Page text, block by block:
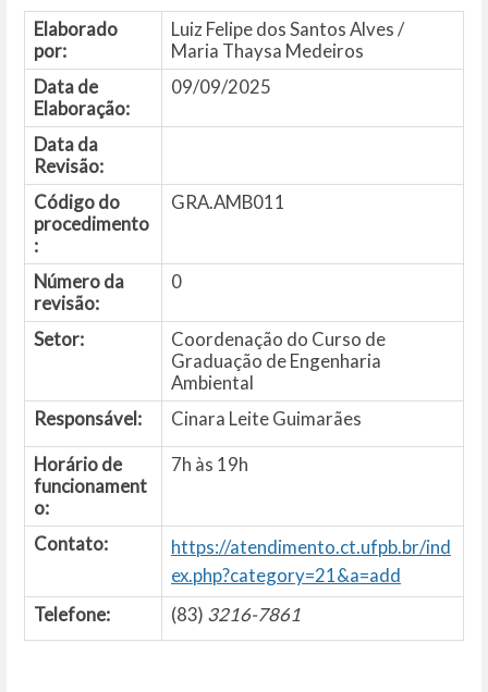
Elaborado
por:
Luiz Felipe dos Santos Alves /
Maria Thaysa Medeiros
Data de
Elaboração:
09/09/2025
Data da
Revisão:
Código do
procedimento
:
GRA.AMB011
Número da
revisão:
0
Setor:
Coordenação do Curso de
Graduação de Engenharia
Ambiental
Responsável:
Cinara Leite Guimarães
Horário de
funcionament
o:
7h às 19h
Contato:
https://atendimento.ct.ufpb.br/ind
ex.php?category=21&a=add
Telefone:
(83) 3216-7861